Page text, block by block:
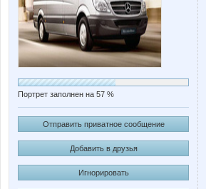
Портрет заполнен на 57 %
Отправить приватное сообщение
Добавить в друзья
Игнорировать